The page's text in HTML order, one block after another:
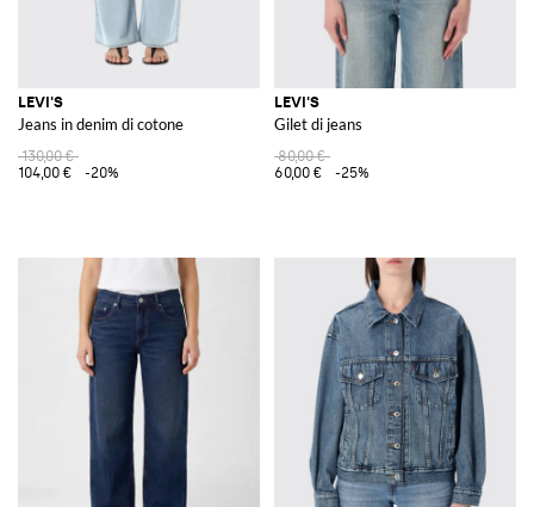
LEVI'S
Jeans in denim di cotone
130,00 €
104,00 €
-20%
LEVI'S
Gilet di jeans
80,00 €
60,00 €
-25%